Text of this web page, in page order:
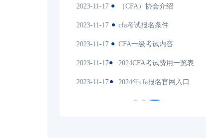
（CFA）协会介绍
cfa考试报名条件
CFA一级考试内容
2024CFA考试费用一览表
2024年cfa报名官网入口